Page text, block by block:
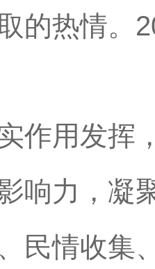
的热情。
用发挥，
响力，凝
民情收集